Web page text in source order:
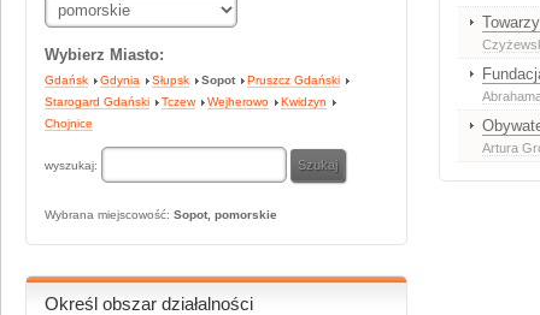
Wybierz Miasto:
Gdańsk Gdynia Słupsk Sopot
Pruszcz Gdański
Starogard Gdański
Tczew Wejherowo
Kwidzyn
Chojnice
wyszukaj:
Wybrana miejscowość: Sopot, pomorskie
Określ obszar działalności
Artura